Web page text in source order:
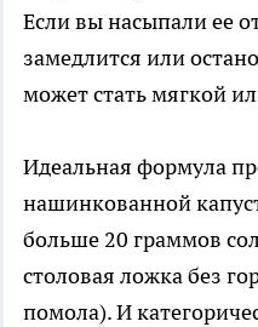
Если вы насыпали ее
замедлится или
может стать мягкой
Идеальная формула
нашинкованной
больше 20 граммов
столовая ложка без
помола). И